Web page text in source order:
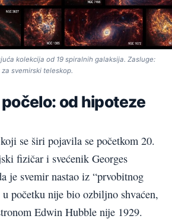
kolekcija od 19 spiralnih galaksija. Zasluge:
svemirski teleskop.
od hipoteze
se širi pojavila se početkom 20.
fizičar i svećenik Georges
je svemir nastao iz “prvobitnog
početku nije bio ozbiljno shvaćen,
Edwin Hubble nije 1929.